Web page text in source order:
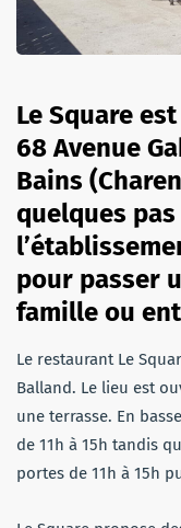
Le Square
68 Avenue
Bains
quelques
pour passer
famille ou
Le restaurant Le
Balland. Le lieu est
une terrasse. En
de 11h à 15h tandis
portes de 11h à 15h